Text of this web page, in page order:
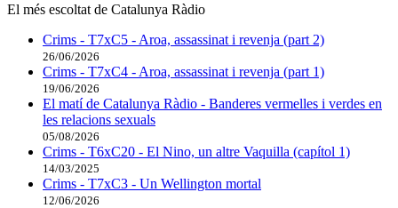
El més escoltat de Catalunya Ràdio
Crims - T7xC5 - Aroa, assassinat i revenja (part 2)
26/06/2026
Crims - T7xC4 - Aroa, assassinat i revenja (part 1)
19/06/2026
El matí de Catalunya Ràdio - Banderes vermelles i verdes en
les relacions sexuals
05/08/2026
Crims - T6xC20 - El Nino, un altre Vaquilla (capítol 1)
14/03/2025
Crims - T7xC3 - Un Wellington mortal
12/06/2026